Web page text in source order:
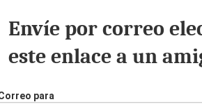
Envíe por correo
este enlace a un
para